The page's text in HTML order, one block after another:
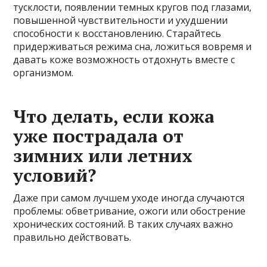
тусклости, появлении темных кругов под глазами,
повышенной чувствительности и ухудшении
способности к восстановлению. Старайтесь
придерживаться режима сна, ложиться вовремя и
давать коже возможность отдохнуть вместе с
организмом.
Что делать, если кожа
уже пострадала от
зимних или летних
условий?
Даже при самом лучшем уходе иногда случаются
проблемы: обветривание, ожоги или обострение
хронических состояний. В таких случаях важно
правильно действовать.